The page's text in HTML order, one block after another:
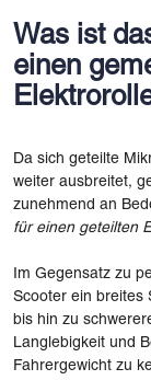
Was ist
einen
Da sich geteilte
weiter ausbreitet,
zunehmend an
für einen geteilten
Im Gegensatz zu
Scooter ein breites
bis hin zu
Langlebigkeit und
Fahrergewicht zu